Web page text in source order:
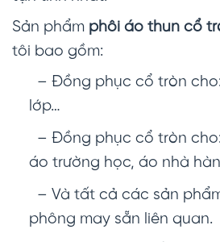
Sản phẩm phôi áo thun cổ
tôi bao gồm:
– Đồng phục cổ tròn
lớp…
– Đồng phục cổ tròn
áo trường học, áo nhà
– Và tất cả các sản
phông may sẵn liên quan.